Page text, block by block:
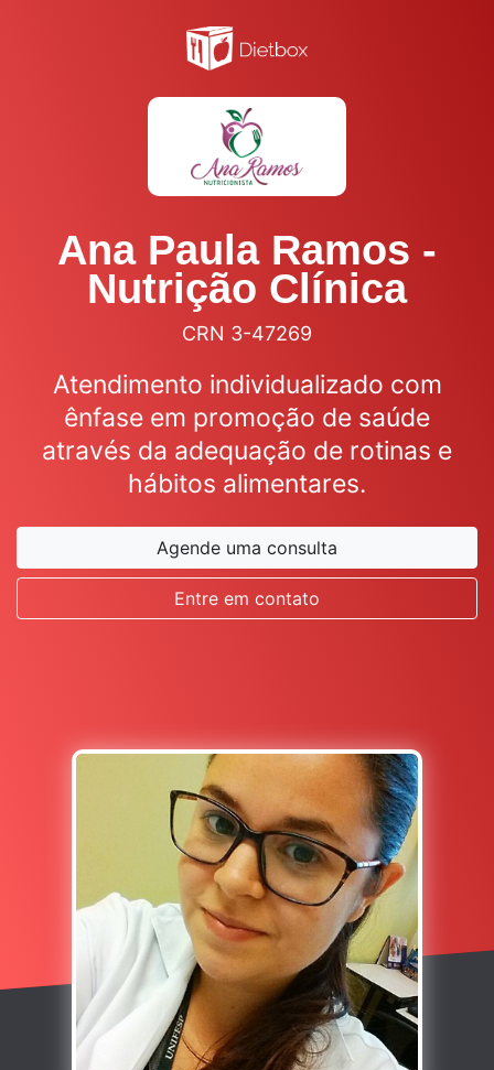
Ana Paula Ramos -
Nutrição Clínica
CRN 3-47269
Atendimento individualizado com
ênfase em promoção de saúde
através da adequação de rotinas e
hábitos alimentares.
Agende uma consulta
Entre em contato